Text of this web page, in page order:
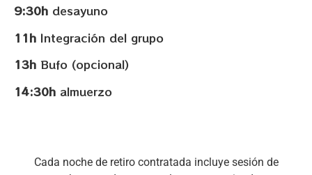
9:30h desayuno
11h Integración del grupo
13h Bufo (opcional)
14:30h almuerzo
Cada noche de retiro contratada incluye sesión de